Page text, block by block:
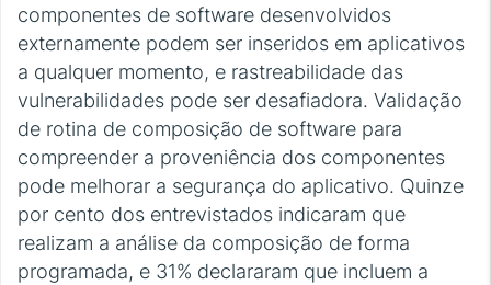
componentes de software desenvolvidos
externamente podem ser inseridos em aplicativos
a qualquer momento, e rastreabilidade das
vulnerabilidades pode ser desafiadora. Validação
de rotina de composição de software para
compreender a proveniência dos componentes
pode melhorar a segurança do aplicativo. Quinze
por cento dos entrevistados indicaram que
realizam a análise da composição de forma
programada, e 31% declararam que incluem a